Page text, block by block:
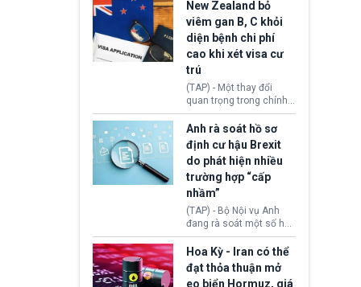
Tối cao Hoa Kỳ
(SCOTUS) khi tuyên bố,
việc áp thuế diện rộng là
hoàn toàn bất hợp pháp.
của bà Maria Luiza
Ribeiro Viotti - Đại sứ
Brazil tại Washington.
Động thái trên diễn ra
trong bối cảnh tranh
chấp ngoại giao giữa
chính quyền Tổng thống
Donald Trump và chính
phủ cánh tả Tổng thống
da Silva đang leo thang
gay gắt.
New Zealand bỏ
viêm gan B, C khỏi
diện bệnh chi phí
cao khi xét visa cư
trú
(TAP) - Một thay đổi
quan trọng trong chính
sách nhập cư của New
Zealand đang mở ra
thêm cơ hội cho nhiều
người muốn định cư. Từ
nay, người mắc viêm
gan B hoặc viêm gan C
sẽ không còn bị mặc
định không đáp ứng tiêu
chuẩn sức khỏe chỉ vì
chi phí điều trị khi nộp hồ
Anh rà soát hồ sơ
định cư hậu Brexit
do phát hiện nhiều
trường hợp “cấp
nhầm”
(TAP) - Bộ Nội vụ Anh
đang rà soát một số hồ
sơ thuộc Chương trình
Định cư EU (EU
Settlement Scheme -
EUSS) sau khi xác định
Hoa Kỳ - Iran có thể
đạt thỏa thuận mở
eo biển Hormuz, giá